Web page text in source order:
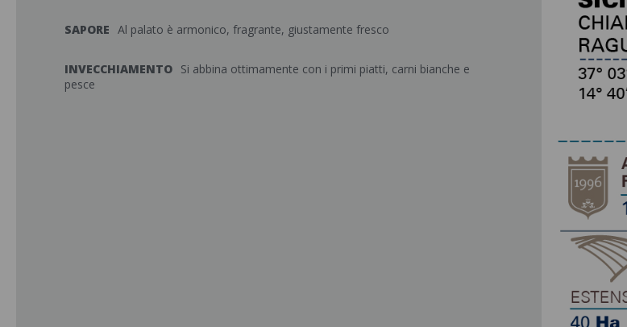
SAPORE Al palato è armonico, fragrante, giustamente fresco
INVECCHIAMENTO Si abbina ottimamente con i primi piatti, carni bianche e
pesce